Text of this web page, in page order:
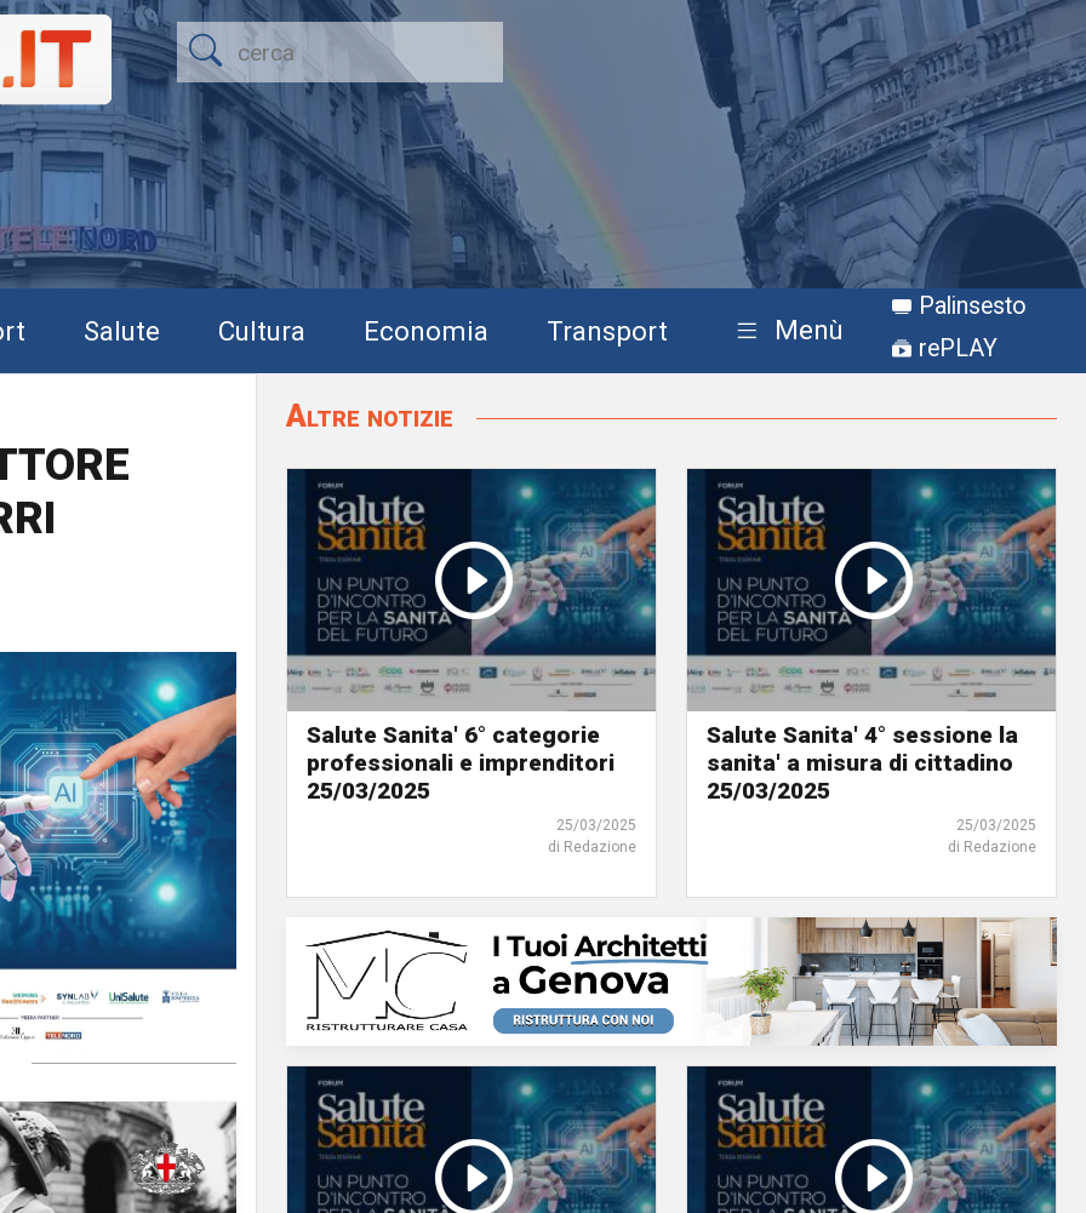
Salute Cultura Economia Transport Menù
Palinsesto
rePLAY
Altre notizie
Salute Sanita' 6° categorie
professionali e imprenditori
25/03/2025
25/03/2025
di Redazione
Salute Sanita' 4° sessione la
sanita' a misura di cittadino
25/03/2025
25/03/2025
di Redazione